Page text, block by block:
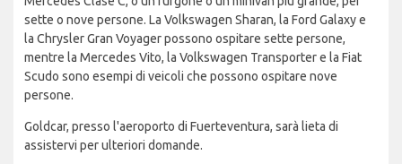
sette o nove persone. La Volkswagen Sharan, la Ford Galaxy e
la Chrysler Gran Voyager possono ospitare sette persone,
mentre la Mercedes Vito, la Volkswagen Transporter e la Fiat
Scudo sono esempi di veicoli che possono ospitare nove
persone.
Goldcar, presso l'aeroporto di Fuerteventura, sarà lieta di
assistervi per ulteriori domande.